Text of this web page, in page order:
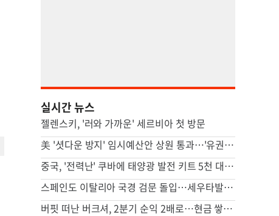
실시간 뉴스
젤렌스키, '러와 가까운' 세르비아 첫 방문
美 '셧다운 방지' 임시예산안 상원 통과…'유권자 ID법'은 좌절
중국, '전력난' 쿠바에 태양광 발전 키트 5천 대 기증
스페인도 이탈리아 국경 검문 돌입…세우타발 갈등 고조
버핏 떠난 버크셔, 2분기 순익 2배로…현금 쌓기서 투자로 전환